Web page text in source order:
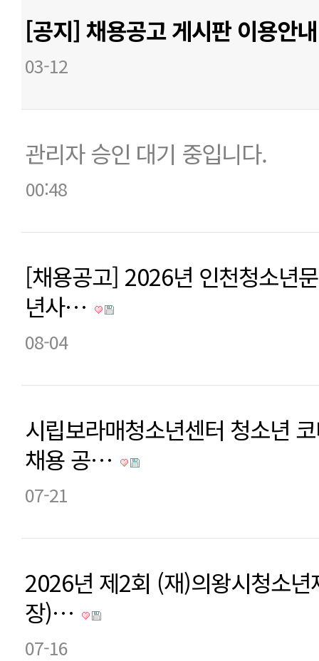
[공지] 채용공고 게시판 이용안
03-12
관리자 승인 대기 중입니다.
00:48
[채용공고] 2026년 인천청소년
년사…
08-04
시립보라매청소년센터 청소년
채용 공…
07-21
2026년 제2회 (재)의왕시청소년
장)…
07-16